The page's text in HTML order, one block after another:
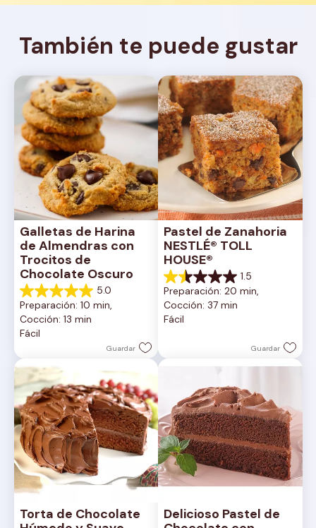
También te puede gustar
Galletas de Harina
de Almendras con
Trocitos de
Chocolate Oscuro
5.0
5.0
de
5
estrellas.
reseña
Preparación: 10 min,
Cocción: 13 min
Fácil
Guardar
Pastel de Zanahoria
NESTLÉ® TOLL
HOUSE®
1.5
1.5
de
5
estrellas.
Preparación: 20 min,
Cocción: 37 min
Fácil
Guardar
Torta de Chocolate
Delicioso Pastel de